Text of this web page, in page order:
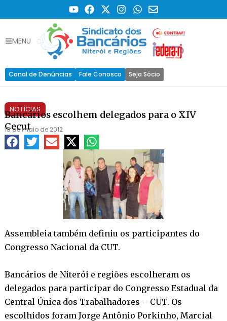
MENU
Canal de Denúncias Fale Conosco Seja Sócio
NOTÍCIAS
Bancários escolhem delegados para o XIV
Cecut
15 de maio de 2012
Assembleia também definiu os participantes do
Congresso Nacional da CUT.
Bancários de Niterói e regiões escolheram os
delegados para participar do Congresso Estadual da
Central Única dos Trabalhadores – CUT. Os
escolhidos foram Jorge Antônio Porkinho, Marcial